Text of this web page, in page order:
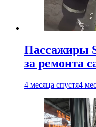
Пассажиры
за ремонта
4 месяца спустя4